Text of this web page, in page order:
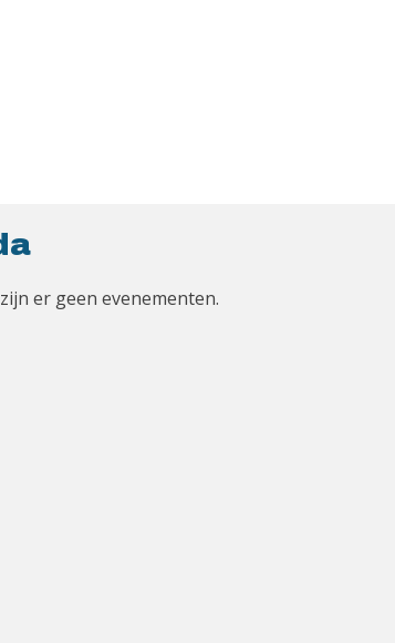
er geen evenementen.